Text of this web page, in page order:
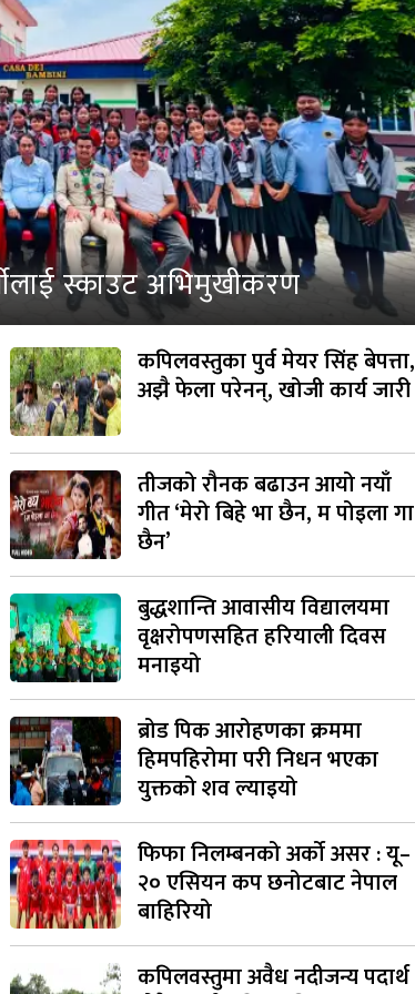
स्काउट अभिमुखीकरण
कपिलवस्तुका पुर्व मेयर सिंह बेपत्ता,
अझै फेला परेनन्, खोजी कार्य जारी
तीजको रौनक बढाउन आयो नयाँ
गीत ‘मेरो बिहे भा छैन, म पोइला गा
छैन’
बुद्धशान्ति आवासीय विद्यालयमा
वृक्षरोपणसहित हरियाली दिवस
मनाइयो
ब्रोड पिक आरोहणका क्रममा
हिमपहिरोमा परी निधन भएका
युक्तको शव ल्याइयो
फिफा निलम्बनको अर्को असर : यू–
२० एसियन कप छनोटबाट नेपाल
बाहिरियो
कपिलवस्तुमा अवैध नदीजन्य पदार्थ